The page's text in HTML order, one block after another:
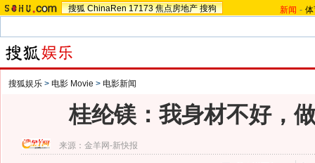
搜狐 ChinaRen 17173 焦点房地产 搜狗 新闻 -
搜狐娱乐 > 电影 Movie > 电影新闻
桂纶镁：我身材不好，
来源： 金羊网-新快报